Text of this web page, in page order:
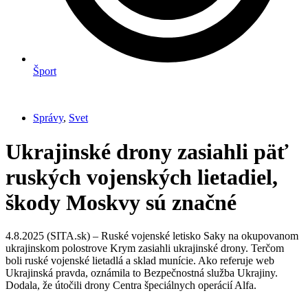
Šport
Správy, Svet
Ukrajinské drony zasiahli päť
ruských vojenských lietadiel,
škody Moskvy sú značné
4.8.2025 (SITA.sk) – Ruské vojenské letisko Saky na okupovanom
ukrajinskom polostrove Krym zasiahli ukrajinské drony. Terčom
boli ruské vojenské lietadlá a sklad munície. Ako referuje web
Ukrajinská pravda, oznámila to Bezpečnostná služba Ukrajiny.
Dodala, že útočili drony Centra špeciálnych operácií Alfa.